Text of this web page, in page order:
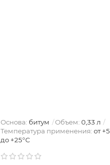
Основа: битум Объем: 0,33 л
Температура применения: от +5
до +25°С